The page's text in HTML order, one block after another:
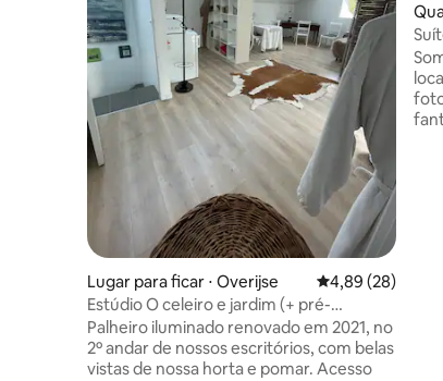
Lugar para ficar ⋅ Overijse 4,89 de uma
4,89 (28)
Estúdio O celeiro e jardim (+ pré-
equestre)
Palheiro iluminado renovado em 2021, no
2º andar de nossos escritórios, com belas
vistas de nossa horta e pomar. Acesso